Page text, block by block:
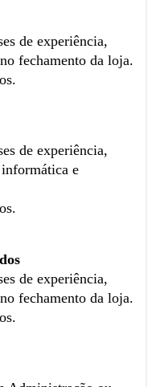
de experiência,
fechamento da loja.
de experiência,
e
de experiência,
fechamento da loja.